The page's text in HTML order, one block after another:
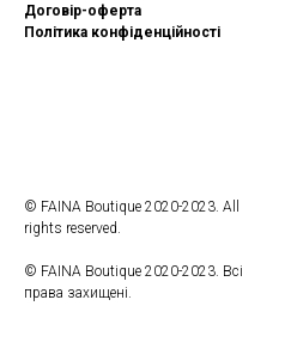
Договір-оферта
Політика конфіденційності
© FAINA Boutique 2020-2023. All
rights reserved.
© FAINA Boutique 2020-2023. Всі
права захищені.